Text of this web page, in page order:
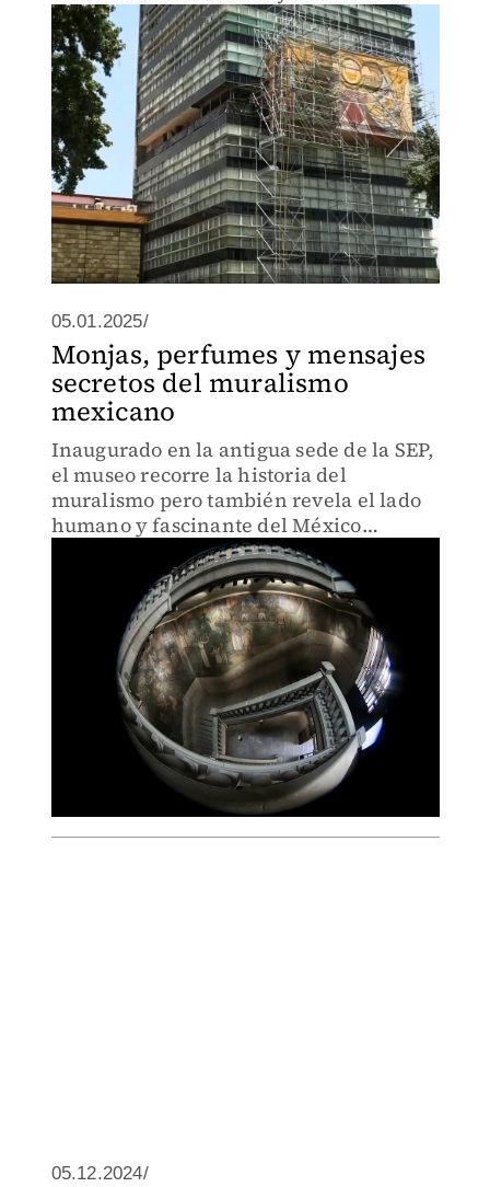
preservar su valor artístico y reforzar su
papel como emblema de identidad para
la comunidad univ
05.01.2025/
Monjas, perfumes y mensajes
secretos del muralismo
mexicano
Inaugurado en la antigua sede de la SEP,
el museo recorre la historia del
muralismo pero también revela el lado
humano y fascinante del México
cultural del siglo XX.
05.12.2024/